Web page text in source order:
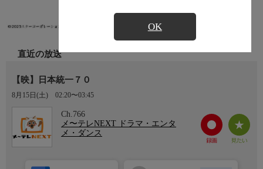
OK
直近の放送
【映】日本統一７０
8月15日(土) 02:20〜03:45
Ch.766
メ〜テレNEXT ドラマ・エンタ
メ・ダンス